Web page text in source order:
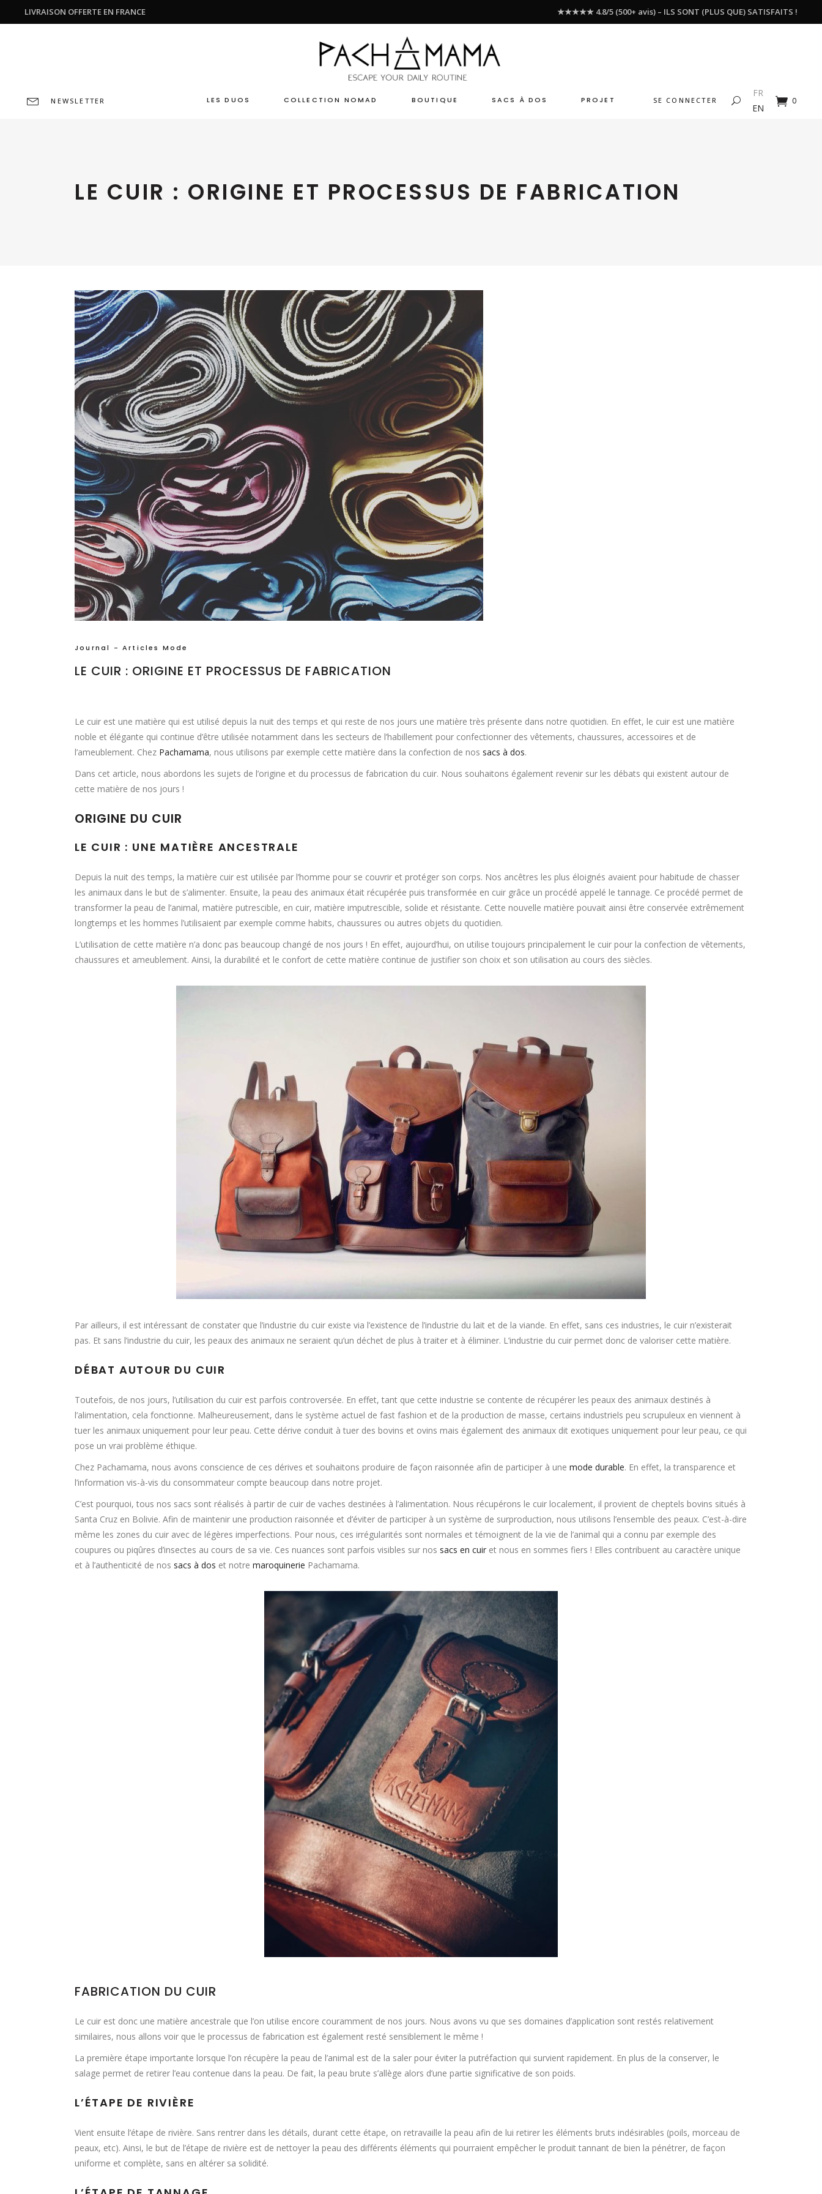
LIVRAISON OFFERTE EN FRANCE ★★★★★ 4.8/5 (500+ avis) – ILS SONT (PLUS QUE) SATISFAITS !
NEWSLETTER LES DUOS COLLECTION NOMAD BOUTIQUE SACS À DOS PROJET SE CONNECTER
FR
EN
0
LE CUIR : ORIGINE ET PROCESSUS DE FABRICATION
Journal - Articles Mode
LE CUIR : ORIGINE ET PROCESSUS DE FABRICATION
Le cuir est une matière qui est utilisé depuis la nuit des temps et qui reste de nos jours une matière très présente dans notre quotidien. En effet, le cuir est une matière
noble et élégante qui continue d’être utilisée notamment dans les secteurs de l’habillement pour confectionner des vêtements, chaussures, accessoires et de
l’ameublement. Chez Pachamama, nous utilisons par exemple cette matière dans la confection de nos sacs à dos.
Dans cet article, nous abordons les sujets de l’origine et du processus de fabrication du cuir. Nous souhaitons également revenir sur les débats qui existent autour de
cette matière de nos jours !
ORIGINE DU CUIR
LE CUIR : UNE MATIÈRE ANCESTRALE
Depuis la nuit des temps, la matière cuir est utilisée par l’homme pour se couvrir et protéger son corps. Nos ancêtres les plus éloignés avaient pour habitude de chasser
les animaux dans le but de s’alimenter. Ensuite, la peau des animaux était récupérée puis transformée en cuir grâce un procédé appelé le tannage. Ce procédé permet de
transformer la peau de l’animal, matière putrescible, en cuir, matière imputrescible, solide et résistante. Cette nouvelle matière pouvait ainsi être conservée extrêmement
longtemps et les hommes l’utilisaient par exemple comme habits, chaussures ou autres objets du quotidien.
L’utilisation de cette matière n’a donc pas beaucoup changé de nos jours ! En effet, aujourd’hui, on utilise toujours principalement le cuir pour la confection de vêtements,
chaussures et ameublement. Ainsi, la durabilité et le confort de cette matière continue de justifier son choix et son utilisation au cours des siècles.
Par ailleurs, il est intéressant de constater que l’industrie du cuir existe via l’existence de l’industrie du lait et de la viande. En effet, sans ces industries, le cuir n’existerait
pas. Et sans l’industrie du cuir, les peaux des animaux ne seraient qu’un déchet de plus à traiter et à éliminer. L’industrie du cuir permet donc de valoriser cette matière.
DÉBAT AUTOUR DU CUIR
Toutefois, de nos jours, l’utilisation du cuir est parfois controversée. En effet, tant que cette industrie se contente de récupérer les peaux des animaux destinés à
l’alimentation, cela fonctionne. Malheureusement, dans le système actuel de fast fashion et de la production de masse, certains industriels peu scrupuleux en viennent à
tuer les animaux uniquement pour leur peau. Cette dérive conduit à tuer des bovins et ovins mais également des animaux dit exotiques uniquement pour leur peau, ce qui
pose un vrai problème éthique.
Chez Pachamama, nous avons conscience de ces dérives et souhaitons produire de façon raisonnée afin de participer à une mode durable. En effet, la transparence et
l’information vis-à-vis du consommateur compte beaucoup dans notre projet.
C’est pourquoi, tous nos sacs sont réalisés à partir de cuir de vaches destinées à l’alimentation. Nous récupérons le cuir localement, il provient de cheptels bovins situés à
Santa Cruz en Bolivie. Afin de maintenir une production raisonnée et d’éviter de participer à un système de surproduction, nous utilisons l’ensemble des peaux. C’est-à-dire
même les zones du cuir avec de légères imperfections. Pour nous, ces irrégularités sont normales et témoignent de la vie de l’animal qui a connu par exemple des
coupures ou piqûres d’insectes au cours de sa vie. Ces nuances sont parfois visibles sur nos sacs en cuir et nous en sommes fiers ! Elles contribuent au caractère unique
et à l’authenticité de nos sacs à dos et notre maroquinerie Pachamama.
FABRICATION DU CUIR
Le cuir est donc une matière ancestrale que l’on utilise encore couramment de nos jours. Nous avons vu que ses domaines d’application sont restés relativement
similaires, nous allons voir que le processus de fabrication est également resté sensiblement le même !
La première étape importante lorsque l’on récupère la peau de l’animal est de la saler pour éviter la putréfaction qui survient rapidement. En plus de la conserver, le
salage permet de retirer l’eau contenue dans la peau. De fait, la peau brute s’allège alors d’une partie significative de son poids.
L’ÉTAPE DE RIVIÈRE
Vient ensuite l’étape de rivière. Sans rentrer dans les détails, durant cette étape, on retravaille la peau afin de lui retirer les éléments bruts indésirables (poils, morceau de
peaux, etc). Ainsi, le but de l’étape de rivière est de nettoyer la peau des différents éléments qui pourraient empêcher le produit tannant de bien la pénétrer, de façon
uniforme et complète, sans en altérer sa solidité.